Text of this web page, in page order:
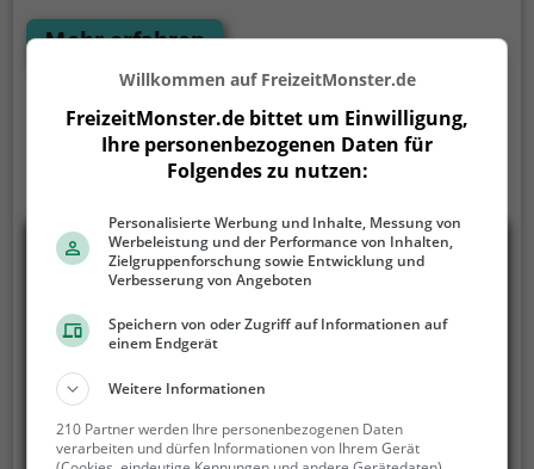
Möglichkeiten zur Entspannung.
Mehr erfahren
Willkommen auf FreizeitMonster.de
FreizeitMonster.de bittet um Einwilligung,
Ihre personenbezogenen Daten für
Folgendes zu nutzen:
Personalisierte Werbung und Inhalte, Messung von
Werbeleistung und der Performance von Inhalten,
Zielgruppenforschung sowie Entwicklung und
Verbesserung von Angeboten
Speichern von oder Zugriff auf Informationen auf
einem Endgerät
Weitere Informationen
210 Partner werden Ihre personenbezogenen Daten
verarbeiten und dürfen Informationen von Ihrem Gerät